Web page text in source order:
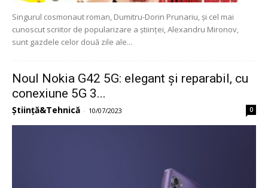
Singurul cosmonaut roman, Dumitru-Dorin Prunariu, și cel mai
cunoscut scriitor de popularizare a științei, Alexandru Mironov,
sunt gazdele celor două zile ale...
Noul Nokia G42 5G: elegant și reparabil, cu
conexiune 5G 3...
Știință&Tehnică - 10/07/2023 0